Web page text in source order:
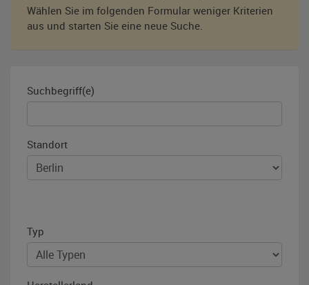
Wählen Sie im folgenden Formular weniger Kriterien
aus und starten Sie eine neue Suche.
Suchbegriff(e)
Standort
Typ